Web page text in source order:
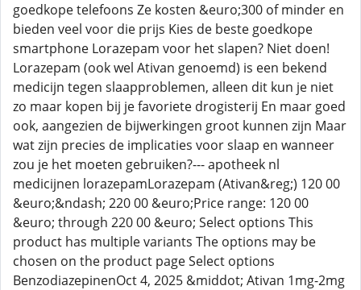
goedkope telefoons Ze kosten &euro;300 of minder en
bieden veel voor die prijs Kies de beste goedkope
smartphone Lorazepam voor het slapen? Niet doen!
Lorazepam (ook wel Ativan genoemd) is een bekend
medicijn tegen slaapproblemen, alleen dit kun je niet
zo maar kopen bij je favoriete drogisterij En maar goed
ook, aangezien de bijwerkingen groot kunnen zijn Maar
wat zijn precies de implicaties voor slaap en wanneer
zou je het moeten gebruiken?--- apotheek nl
medicijnen lorazepamLorazepam (Ativan&reg;) 120 00
&euro;&ndash; 220 00 &euro;Price range: 120 00
&euro; through 220 00 &euro; Select options This
product has multiple variants The options may be
chosen on the product page Select options
BenzodiazepinenOct 4, 2025 &middot; Ativan 1mg-2mg